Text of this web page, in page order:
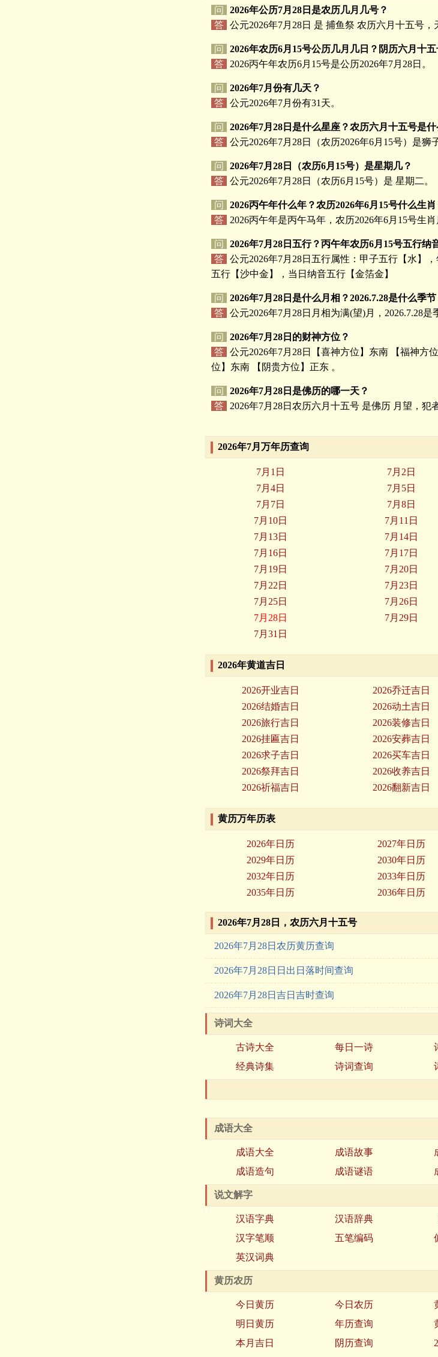
问
2026年公历7月28日是农历几月几号？
答 公元2026年7月28日 是 捕鱼祭 农历六月十五号，
问
2026年农历6月15号公历几月几日？阴历六月十
答
2026丙午年农历6月15号是公历2026年7月28日。
问
2026年7月份有几天？
答 公元2026年7月份有31天。
问
2026年7月28日是什么星座？农历六月十五号是什
答 公元2026年7月28日（农历2026年6月15号）是狮
问
2026年7月28日（农历6月15号）是星期几？
答 公元2026年7月28日（农历6月15号）是 星期二。
问
2026丙午年什么年？农历2026年6月15号什么生肖
答
2026丙午年是丙午马年，农历2026年6月15号生肖
问
2026年7月28日五行？丙午年农历6月15号五行纳
答 公元2026年7月28日五行属性：甲子五行【水】
五行【沙中金】，当日纳音五行【金箔金】
问
2026年7月28日是什么月相？2026.7.28是什么季节
答 公元2026年7月28日月相为满(望)月，2026.7.28是
问
2026年7月28日的财神方位？
答 公元2026年7月28日【喜神方位】东南 【福神方
位】东南 【阴贵方位】正东 。
问
2026年7月28日是佛历的哪一天？
答
2026年7月28日农历六月十五号 是佛历 月望，犯
2026年7月万年历查询
7月1日 7月2日
7月4日
7月5日
7月7日
7月8日
7月10日
7月11日
7月13日
7月14日
7月16日
7月17日
7月19日
7月20日
7月22日
7月23日
7月25日
7月26日
7月28日
7月29日
7月31日
2026年黄道吉日
2026开业吉日 2026乔迁吉日
2026结婚吉日
2026动土吉日
2026旅行吉日
2026装修吉日
2026挂匾吉日
2026安葬吉日
2026求子吉日
2026买车吉日
2026祭拜吉日
2026收养吉日
2026祈福吉日
2026翻新吉日
黄历万年历表
2026年日历 2027年日历
2029年日历
2030年日历
2032年日历
2033年日历
2035年日历
2036年日历
2026年7月28日，农历六月十五号
2026年7月28日农历黄历查询
2026年7月28日日出日落时间查询
2026年7月28日吉日吉时查询
诗词大全
古诗大全 每日一诗
经典诗集
诗词查询
成语大全
成语大全 成语故事
成语造句
成语谜语
说文解字
汉语字典 汉语辞典
汉字笔顺
五笔编码
英汉词典
黄历农历
今日黄历 今日农历
明日黄历
年历查询
本月吉日
阴历查询